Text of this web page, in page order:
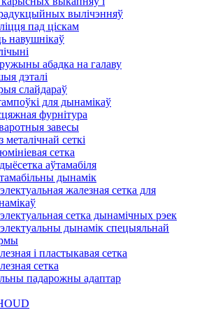
вылічэнняў
пад ціскам
навушнікаў
абадка на галаву
дэталі
слайдараў
для дынамікаў
фурнітура
завесы
сеткі
сетка
аўтамабіля
дынамік
жалезная сетка для
сетка дынамічных рэек
дынамік спецыяльнай
і пластыкавая сетка
сетка
падарожны адаптар